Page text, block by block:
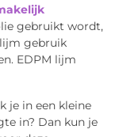
gebruikt wordt,
gebruik
EDPM lijm
je in een kleine
in? Dan kun je